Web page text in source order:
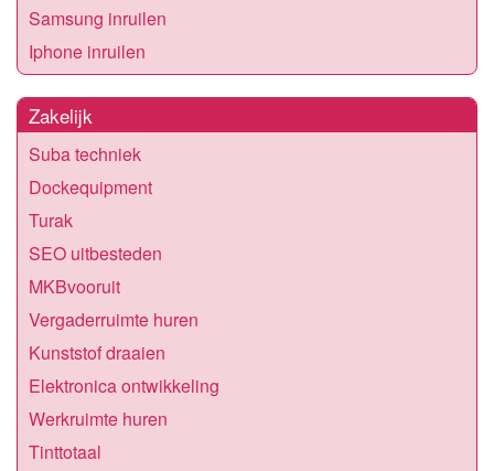
Samsung inruilen
Iphone inruilen
Zakelijk
Suba techniek
Dockequipment
Turak
SEO uitbesteden
MKBvooruit
Vergaderruimte huren
Kunststof draaien
Elektronica ontwikkeling
Werkruimte huren
Tinttotaal